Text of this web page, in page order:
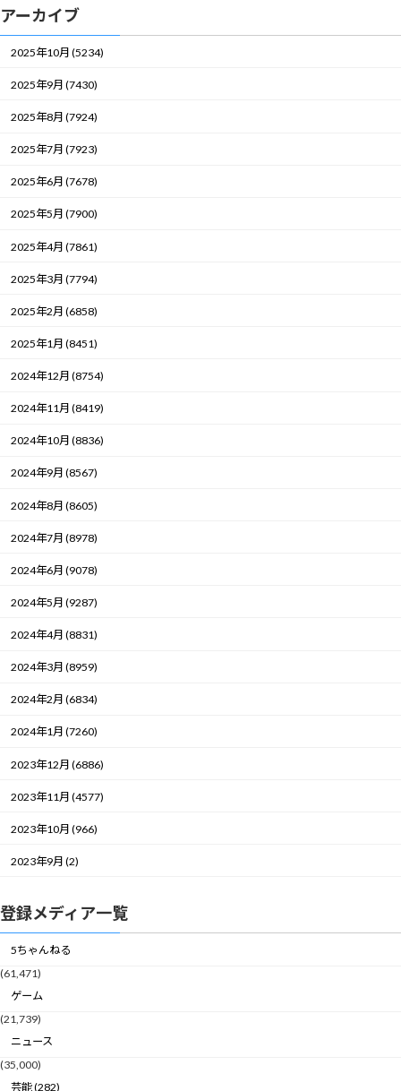
アーカイブ
2025年10月 (5234)
2025年9月 (7430)
2025年8月 (7924)
2025年7月 (7923)
2025年6月 (7678)
2025年5月 (7900)
2025年4月 (7861)
2025年3月 (7794)
2025年2月 (6858)
2025年1月 (8451)
2024年12月 (8754)
2024年11月 (8419)
2024年10月 (8836)
2024年9月 (8567)
2024年8月 (8605)
2024年7月 (8978)
2024年6月 (9078)
2024年5月 (9287)
2024年4月 (8831)
2024年3月 (8959)
2024年2月 (6834)
2024年1月 (7260)
2023年12月 (6886)
2023年11月 (4577)
2023年10月 (966)
2023年9月 (2)
登録メディア一覧
5ちゃんねる
(61,471)
ゲーム
(21,739)
ニュース
(35,000)
芸能 (282)